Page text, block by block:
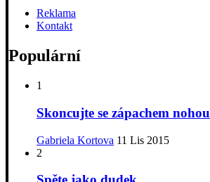
Reklama
Kontakt
Populární
1
Skoncujte se zápachem nohou
Gabriela Kortova 11 Lis 2015
2